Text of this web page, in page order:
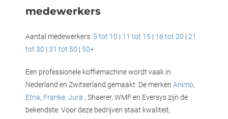
medewerkers
Aantal medewerkers: 5 tot 10 | 11 tot 15 | 16 tot 20 | 21
tot 30 | 31 tot 50 | 50+
Een professionele koffiemachine wordt vaak in
Nederland en Zwitserland gemaakt. De merken Animo,
Etna, Franke, Jura , Shaerer, WMF en Eversys zijn de
bekendste. Voor deze bedrijven staat kwaliteit,